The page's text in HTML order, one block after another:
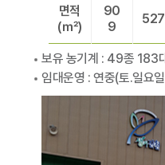
면적
(㎡)
90
9
527
보유 농기계 : 49종 183
임대운영 : 연중(토․일요